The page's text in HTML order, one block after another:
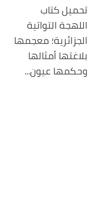
تحميل كتاب
اللهجة التواتية
الجزائرية؛ معجمها
بلاغتها أمثالها
وحكمها عيون...